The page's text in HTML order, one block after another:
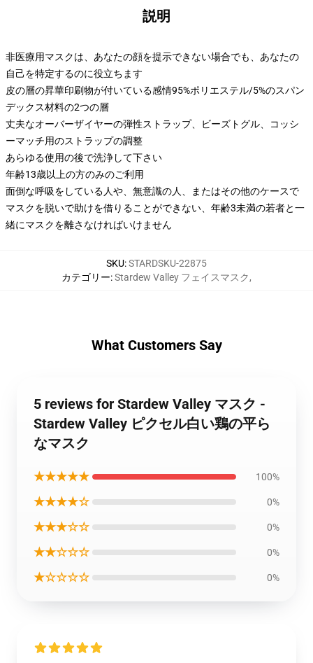
説明
非医療用マスクは、あなたの顔を提示できない場合でも、あなたの
自己を特定するのに役立ちます
皮の層の昇華印刷物が付いている感情95%ポリエステル/5%のスパン
デックス材料の2つの層
丈夫なオーバーザイヤーの弾性ストラップ、ビーズトグル、コッシ
ーマッチ用のストラップの調整
あらゆる使用の後で洗浄して下さい
年齢13歳以上の方のみのご利用
面倒な呼吸をしている人や、無意識の人、またはその他のケースで
マスクを脱いで助けを借りることができない、年齢3未満の若者と一
緒にマスクを離さなければいけません
SKU:STARDSKU-22875
カテゴリー:Stardew Valley フェイスマスク,
What Customers Say
5 reviews for Stardew Valley マスク -
Stardew Valley ピクセル白い鶏の平ら
なマスク
★★★★★ 100%
★★★★☆ 0%
★★★☆☆ 0%
★★☆☆☆ 0%
★☆☆☆☆ 0%